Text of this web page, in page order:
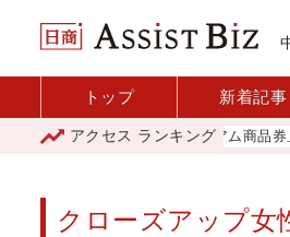
トップ 新着記事
アクセス ランキング
「青森市プレミアム商品券」利用店
クローズアップ女